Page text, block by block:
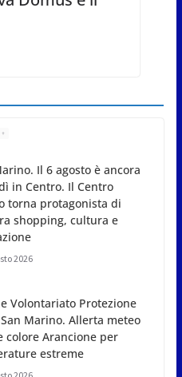
Volontariato Protezione
Marino. Allerta meteo
colore Arancione per
estreme
2026
aperte le iscrizioni
2026-2027
2026